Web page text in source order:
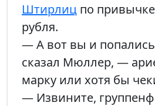
Штирлиц по
рубля.
— А вот вы и
сказал Мюллер, —
марку или хотя бы
— Извините,